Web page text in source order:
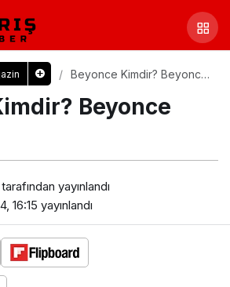
Beyonce Kimdir? Beyonce
Beyonce
tarafından yayınlandı
16:15 yayınlandı